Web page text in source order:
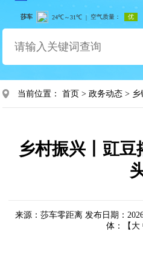
当前位置：首页 >政务动态 > 乡
乡村振兴丨豇
来源：莎车零距离 发布日期：
体：【 大